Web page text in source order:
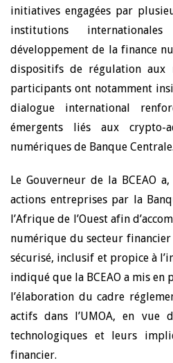
initiatives engagées par
institutions
développement de la finance
dispositifs de régulation aux
participants ont notamment
dialogue international
émergents liés aux crypto-
numériques de Banque Centrale.
Le Gouverneur de la BCEAO
actions entreprises par la
l’Afrique de l’Ouest afin
numérique du secteur financier
sécurisé, inclusif et propice à
indiqué que la BCEAO a mis en
l’élaboration du cadre
actifs dans l’UMOA, en vue
technologiques et leurs
financier.